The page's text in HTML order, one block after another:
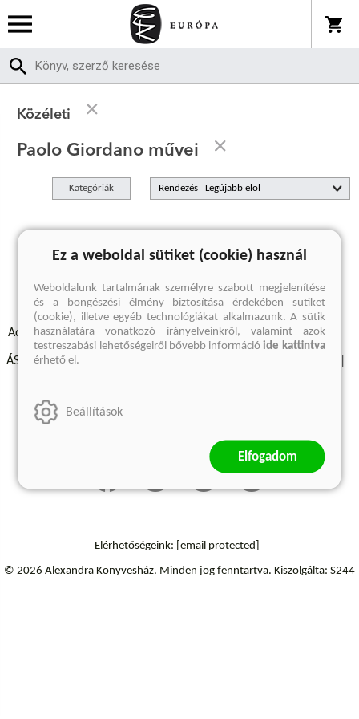
Közéleti
Paolo Giordano művei
Kategóriák Rendezés
A keresett kifejezésre nincs találat
Adatvédelmi szabályzatok Elállási felmondási nyilatkozat
ÁSZF - Vásárlási feltételek
Szállítási információk
Elérhetőségeink: [email protected]
© 2026 Alexandra Könyvesház. Minden jog fenntartva. Kiszolgálta: S244
Ez a weboldal sütiket (cookie) használ
Weboldalunk tartalmának személyre szabott megjelenítése
és a böngészési élmény biztosítása érdekében sütiket
(cookie), illetve egyéb technológiákat alkalmazunk. A sütik
használatára vonatkozó irányelveinkről, valamint azok
testreszabási lehetőségeiről bővebb információide kattintva
érhető el.
Beállítások
Elfogadom